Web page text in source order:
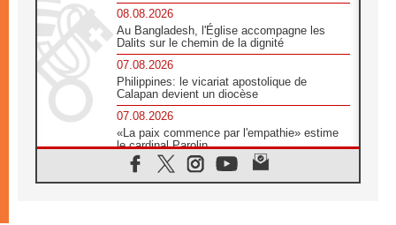
08.08.2026
Au Bangladesh, l'Église accompagne les
Dalits sur le chemin de la dignité
07.08.2026
Philippines: le vicariat apostolique de
Calapan devient un diocèse
07.08.2026
«La paix commence par l'empathie» estime
le cardinal Parolin
07.08.2026
En Colombie, «la paix ne s'achète pas avec